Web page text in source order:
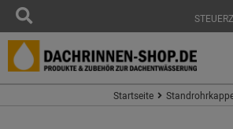
Startseite